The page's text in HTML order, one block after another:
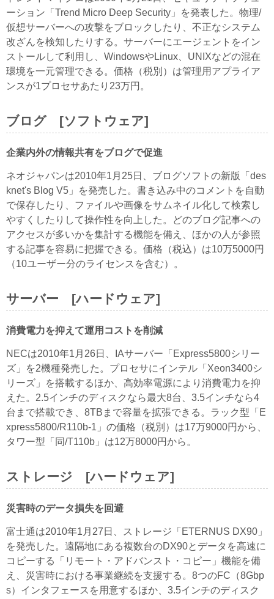
ーション「Trend Micro Deep Security」を発表した。物理/
仮想サーバーへの攻撃をブロックしたり、不正なシステム
改ざんを検知したりする。サーバーにエージェントをイン
ストールして利用し、WindowsやLinux、UNIXなどの混在
環境を一元管理できる。価格（税別）は管理用アプライア
ンスが1プロセサあたり23万円。
ブログ [ソフトウェア]
企業内外の情報共有をブログで促進
ネオジャパンは2010年1月25日、ブログソフトの新版「des
knet's Blog V5」を発売した。書き込み中のコメントを自動
で保存したり、ファイルや画像をサムネイル化して検索し
やすくしたりして操作性を向上した。どのブログ記事への
アクセスが多いかを集計する機能を備え、ほかの人が参照
する記事を容易に把握できる。価格（税込）は10万5000円
（10ユーザー分のライセンスを含む）。
サーバー [ハードウェア]
消費電力を抑えて運用コストを削減
NECは2010年1月26日、IAサーバー「Express5800シリー
ズ」を2機種発売した。プロセサにインテル「Xeon3400シ
リーズ」を搭載するほか、高効率電源により消費電力を抑
えた。2.5インチのディスクなら最大8台、3.5インチなら4
台まで搭載でき、8TBまで容量を拡張できる。ラック型「E
xpress5800/R110b-1」の価格（税別）は17万9000円から、
タワー型「同/T110b」は12万8000円から。
ストレージ [ハードウェア]
災害時のデータ損失を回避
富士通は2010年1月27日、ストレージ「ETERNUS DX90」
を発売した。遠隔地にある複数台のDX90とデータを高速に
コピーする「リモート・アドバンスト・コピー」機能を備
え、災害時における事業継続を支援する。8つのFC（8Gbp
s）インタフェースを用意するほか、3.5インチのディスク